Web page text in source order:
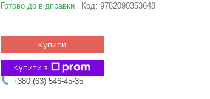
Готово до відправки Код: 9782090353648
Купити
Купити з
+380 (63) 546-45-35